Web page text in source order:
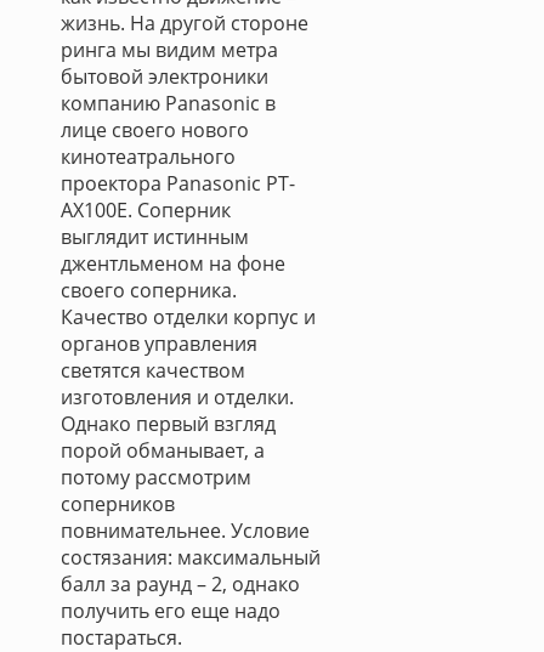
жизнь. На другой стороне
ринга мы видим метра
бытовой электроники
компанию Panasonic в
лице своего нового
кинотеатрального
проектора Panasonic PT-
AX100E. Соперник
выглядит истинным
джентльменом на фоне
своего соперника.
Качество отделки корпус и
органов управления
светятся качеством
изготовления и отделки.
Однако первый взгляд
порой обманывает, а
потому рассмотрим
соперников
повнимательнее. Условие
состязания: максимальный
балл за раунд – 2, однако
получить его еще надо
постараться.